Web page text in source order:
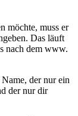
möchte, muss er
Das läuft
nach dem www.
der nur ein
der nur dir